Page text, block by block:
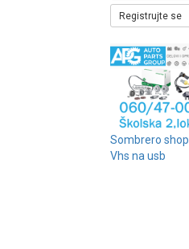
Registrujte se
Sombrero shop
Vhs na usb